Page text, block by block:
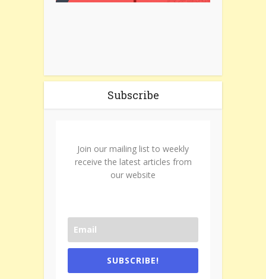
Subscribe
Join our mailing list to weekly
receive the latest articles from
our website
SUBSCRIBE!